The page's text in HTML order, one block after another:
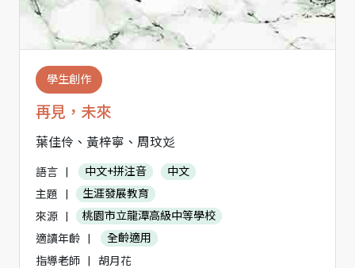
學生創作
再見，未來
葉佳伶、黃梓寧、周玟彣
語言 中文+拼注音
中文
主題
生涯發展教育
來源
桃園市立龍潭高級中等學校
適讀年齡
全齡適用
指導老師
胡月花